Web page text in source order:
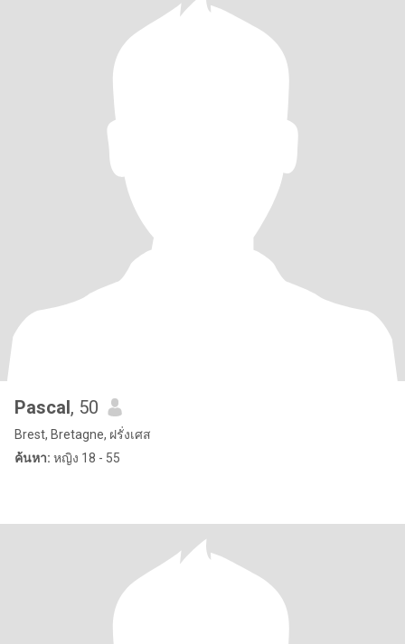
Pascal, 50
Brest, Bretagne, ฝรั่งเศส
ค้นหา: หญิง 18 - 55